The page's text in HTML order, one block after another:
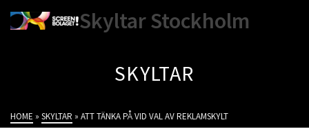
Skyltar Stockholm
SKYLTAR
HOME » SKYLTAR » ATT TÄNKA PÅ VID VAL AV REKLAMSKYLT